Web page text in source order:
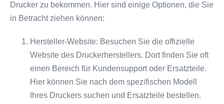
Drucker zu bekommen. Hier sind einige Optionen, die Sie
in Betracht ziehen können:
Hersteller-Website: Besuchen Sie die offizielle
Website des Druckerherstellers. Dort finden Sie oft
einen Bereich für Kundensupport oder Ersatzteile.
Hier können Sie nach dem spezifischen Modell
Ihres Druckers suchen und Ersatzteile bestellen.